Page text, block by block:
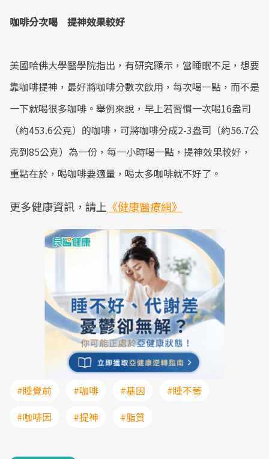
咖啡分次喝 提神效果較好
美國哈佛大學醫學院指出，有研究顯示，當睡眠不足，想要
靠咖啡提神，最好將咖啡分數次飲用，每次喝一點，而不是
一下就喝很多咖啡。舉例來說，早上若習慣一次喝16盎司
（約453.6公克）的咖啡，可將咖啡分成2-3盎司（約56.7公
克到85公克）為一份，每一小時喝一點，提神效果較好，
重點在於，喝咖啡要適量，喝太多咖啡就不好了。
更多健康資訊，請上 《健康醫療網》
#睡覺前 #咖啡 #基因
#睡不著
#咖啡因
#提神 #脂質